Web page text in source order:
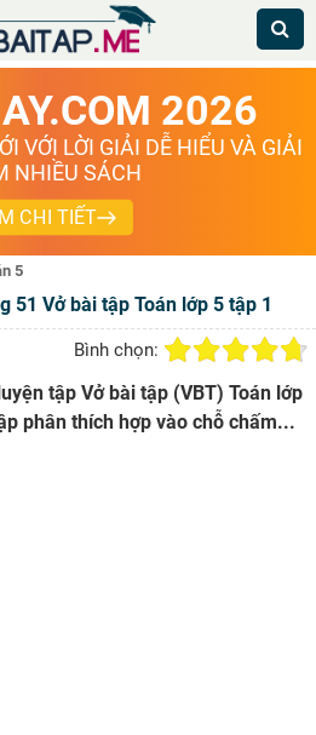
2026
VỚI LỜI GIẢI DỄ HIỂU VÀ GIẢI
NHIỀU SÁCH
CHI TIẾT
5
51 Vở bài tập Toán lớp 5 tập 1
Bình chọn:
tập Vở bài tập (VBT) Toán lớp
phân thích hợp vào chỗ chấm...